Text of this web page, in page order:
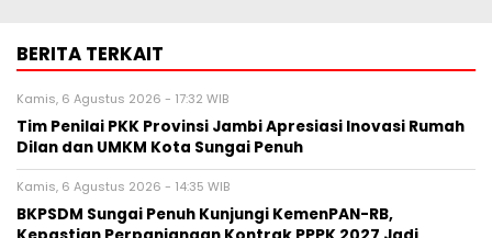
BERITA TERKAIT
Kamis, 6 Agustus 2026 - 17:32 WIB
Tim Penilai PKK Provinsi Jambi Apresiasi Inovasi Rumah
Dilan dan UMKM Kota Sungai Penuh
Kamis, 6 Agustus 2026 - 14:35 WIB
BKPSDM Sungai Penuh Kunjungi KemenPAN-RB,